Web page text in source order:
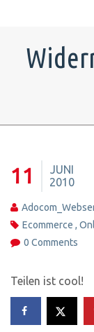
11
JUNI
2010
Ecommerce ,
0 Comments
Teilen ist cool!